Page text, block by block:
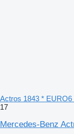
Actros 1843 * EURO6
17
Mercedes-Benz